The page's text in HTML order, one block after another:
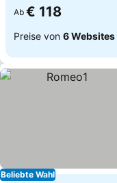
Ab € 118
Preise von 6 Websites
Beliebte Wahl